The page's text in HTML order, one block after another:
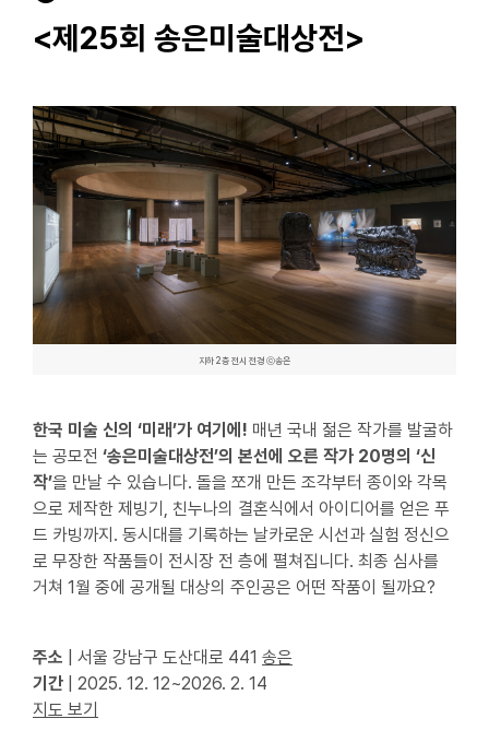
<제25회 송은미술대상전>
지하 2층 전시 전경 ⓒ송은
한국 미술 신의 ‘미래’가 여기에! 매년 국내 젊은 작가를 발굴하
는 공모전 ‘송은미술대상전’의 본선에 오른 작가 20명의 ‘신
작’을 만날 수 있습니다. 돌을 쪼개 만든 조각부터 종이와 각목
으로 제작한 제빙기, 친누나의 결혼식에서 아이디어를 얻은 푸
드 카빙까지. 동시대를 기록하는 날카로운 시선과 실험 정신으
로 무장한 작품들이 전시장 전 층에 펼쳐집니다. 최종 심사를
거쳐 1월 중에 공개될 대상의 주인공은 어떤 작품이 될까요?
주소 서울 강남구 도산대로 441 송은
기간 | 2025. 12. 12~2026. 2. 14
지도 보기